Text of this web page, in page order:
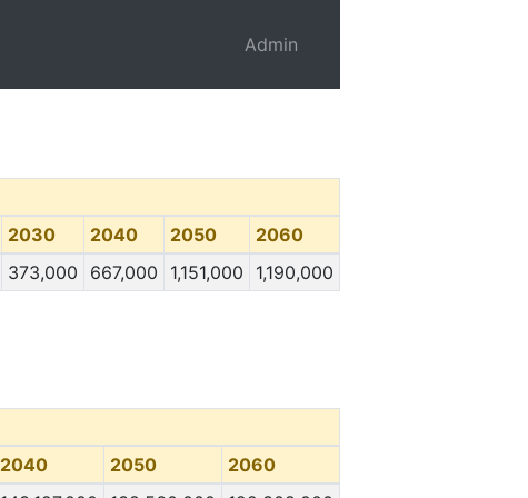
Admin
2030 2040 2050
2060
373,000 667,000 1,151,000 1,190,000
2040 2050
2060